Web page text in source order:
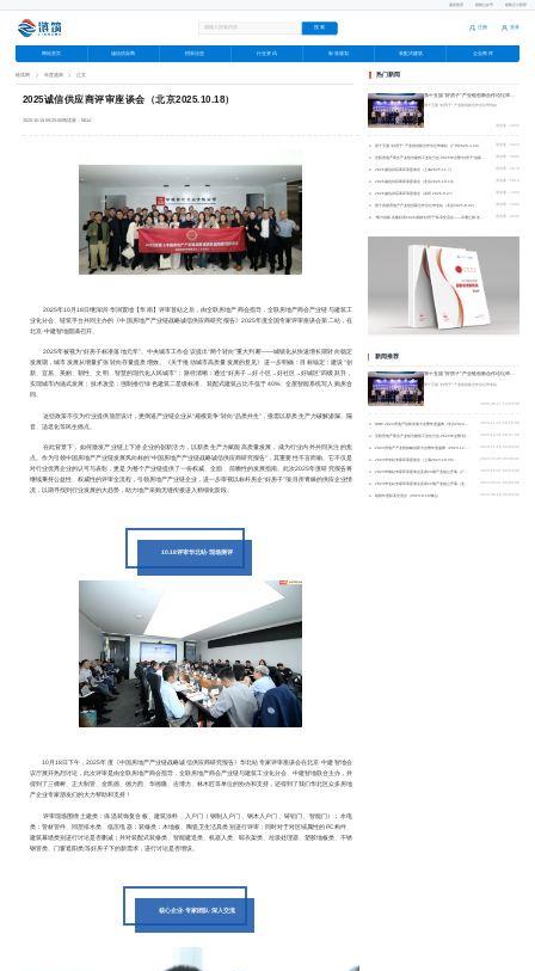
返回首页 链筑公众号 链筑云小程序
注册 登录
网站首页 诚信供应商 招采信息 行业资讯 标准规划 装配式建筑 企业商库
链筑网 年度盛典 正文
2025诚信供应商评审座谈会（北京2025.10.18）
2025-10-18 09:25:00阅读量：5814
2025年10月18日继深圳·华润置地【华南】评审首站之后，由全联房地产商会指导，全联房地产商会产业链与建筑工
业化分会、链筑平台共同主办的《中国房地产产业链战略诚信供应商研究报告》2025年度全国专家评审座谈会第二站，在
北京·中建智地圆满召开。
2025年被视为“好房子标准落地元年”。中央城市工作会议提出“两个转向”重大判断——城镇化从快速增长期转向稳定
发展期，城市发展从增量扩张转向存量提质增效。《关于推动城市高质量发展的意见》进一步明确：目标锚定：建设“创
新、宜居、美丽、韧性、文明、智慧的现代化人民城市”；路径清晰：通过“好房子→好小区→好社区→好城区”四级跃升，
实现城市内涵式发展 ；技术攻坚：强制推行绿色建筑二星级标准、 装配式建筑占比不低于40%、全屋智能系统写入购房合
同。
这些政策不仅为行业提供顶层设计，更倒逼产业链企业从“规模竞争”转向“品质共生”，亟需以新质生产力破解渗漏、隔
音、适老化等民生痛点。
在此背景下，如何激发产业链上下游企业的创新活力，以新质生产力赋能高质量发展，成为行业内外共同关注的焦
点。作为引领中国房地产产业链发展风向标的“中国房地产产业链战略诚信供应商研究报告”，其重要性不言而喻。它不仅是
对行业优秀企业的认可与表彰，更是为整个产业链提供了一份权威、全面、前瞻性的发展指南。此次2025年度研究报告将
继续秉持公益性、权威性的评审全流程，引领房地产产业链企业，进一步审视以标杆房企“好房子”项目所青睐的供应企业情
况，以期寻找到行业发展的大趋势，助力地产采购无缝衔接进入精细化阶段。
10.18评审华北站·现场测评
10月18日下午，2025年度《中国房地产产业链战略诚信供应商研究报告》华北站专家评审座谈会在北京·中建智地会
议厅展开热烈讨论， 此次评审是由全联房地产商会指导，全联房地产商会产业链与建筑工业化分会、中建智地联合主办，并
得到了三棵树、正大制管、金凯德、德力西、华德隆、吉博力、林木匠等单位的协办和支持，还得到了我们华北区众多房地
产企业专家朋友们的大力帮助和支持！
评审现场围绕土建类：保温装饰复合板、建筑涂料、入户门（钢制入户门、钢木入户门、铸铝门、智能门）；水电
类：管材管件、同层排水类、低压电器；装修类：木地板、陶瓷卫生洁具类别进行评审；同时对于对区域属性的PC构件、
建筑幕墙类别进行讨论是否删减；并对装配式装修类、智能建造类、机器人类、晾衣架类、垃圾处理器、塑胶地板类、不锈
钢管类、门窗遮阳类;等好房子下的新需求，进行讨论是否增设。
核心企业·专家团队·深入交流
热门新闻
第十五届 “好房子” 产业链创新合作论坛华东站（上海2026.6.17）
第十五届 “好房子” 产业链创新合作论坛华东站
● 第十五届 “好房子” 产业链创新合作论坛华南站（广州2026.4.24）
●
● 2025诚信供应商评审座谈会（上海2025.11.7）
● 2025诚信供应商评审座谈会（北京2025.10.18）
● 2025诚信供应商评审座谈会（深圳 2025.9.27）
● 第十四届房地产产业链创新合作论坛华北站（北京2025.8.22）
● “聚力创新·共建好房2025成都“好房子”私享交流会——寻麓之旅·走进麓湖生态城”圆满落幕：共筑时代好房新篇章！2025.8.1成都
新闻推荐
第十五届 “好房子” 产业链创新合作论坛华东站（上海2026.6.17）
第十五届 “好房子” 产业链创新合作论坛华东站
●
● 全联房地产商会产业链与建筑工业化分会·2025年会暨“好房子”创新发展大会（北京2025.12.20）
●
● 2023华东站专家评审座谈会（上海2023.10.20）
● 2023华南站专家评审座谈会及第23期产业链公开课（广州2023.10.21）
● 2023华北站专家评审座谈会及第22期产业链公开课（北京2023.9.22）
● 链筑年度私享交流会（2023.8.18佛山）